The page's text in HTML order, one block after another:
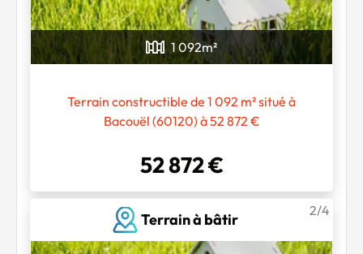
1 092m²
Terrain constructible de 1 092 m² situé à
Bacouël (60120) à 52 872 €
52 872 €
Terrain à bâtir
2/4